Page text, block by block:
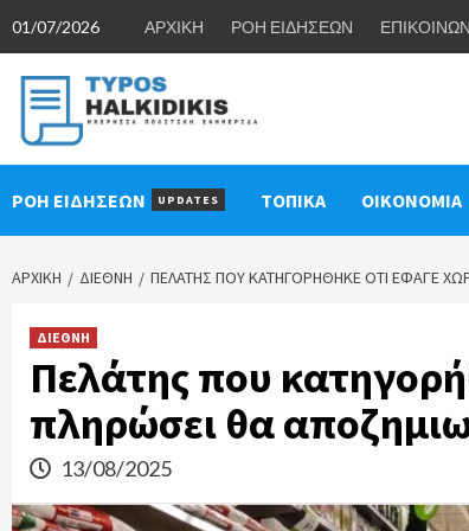
content
01/07/2026 ΑΡΧΙΚΗ ΡΟΗ ΕΙΔΗΣΕΩΝ
ΡΟΗ ΕΙΔΗΣΕΩΝ UPDATES ΤΟΠΙΚΑ ΟΙΚΟΝΟΜΙΑ
ΑΡΧΙΚΉ ΔΙΕΘΝΗ ΠΕΛΆΤΗΣ ΠΟΥ ΚΑΤΗΓΟΡΉΘΗΚΕ ΌΤΙ ΈΦΑΓΕ
ΔΙΕΘΝΗ
Πελάτης που
πληρώσει θα
13/08/2025